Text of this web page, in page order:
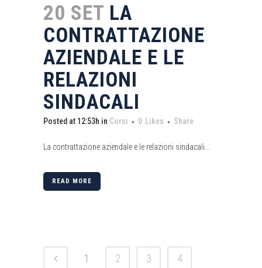
20 SET LA
CONTRATTAZIONE
AZIENDALE E LE
RELAZIONI
SINDACALI
Posted at 12:53h in Corsi 0 Likes Share
La contrattazione aziendale e le relazioni sindacali...
READ MORE
1 2 3
4